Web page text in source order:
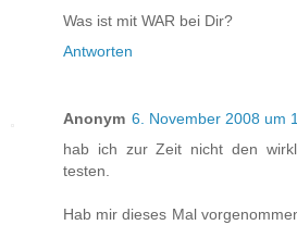
Was ist mit WAR bei Dir?
Antworten
Anonym 6. November 2008 um
hab ich zur Zeit nicht den
testen.
Hab mir dieses Mal